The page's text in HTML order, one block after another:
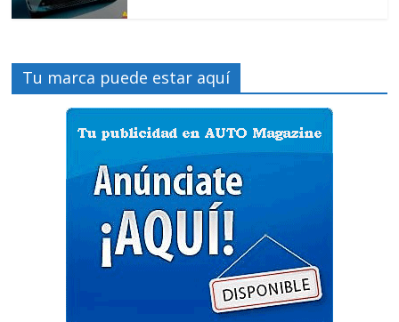
Tu marca puede estar aquí